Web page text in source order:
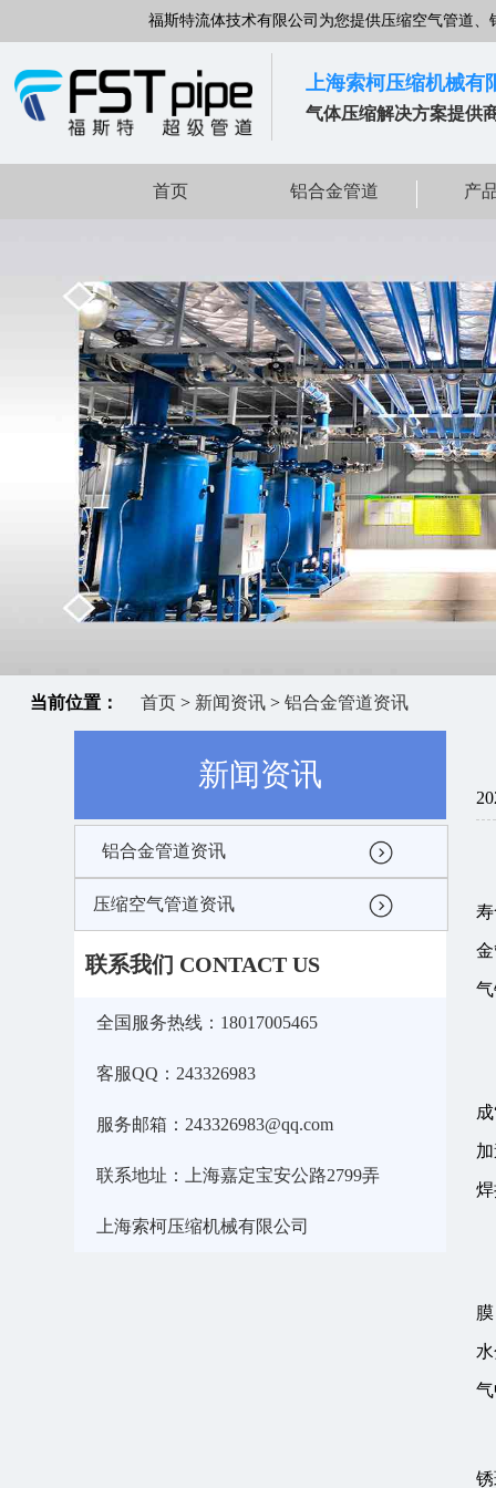
福斯特流体技术有限公司为您提供压缩空气管道
上海索柯压缩机械有
气体压缩解决方案提供
首页 铝合金管道 产
当前位置： 首页> 新闻资讯> 铝合金管道资讯
新闻资讯
铝合金管道资讯
压缩空气管道资讯
联系我们 CONTACT US
全国服务热线：18017005465
客服QQ：243326983
服务邮箱：243326983@qq.com
联系地址：上海嘉定宝安公路2799弄
上海索柯压缩机械有限公司